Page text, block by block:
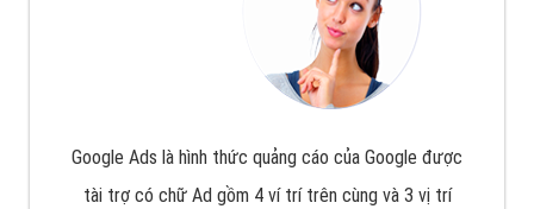
Google Ads là hình thức quảng cáo của Google được
tài trợ có chữ Ad gồm 4 ví trí trên cùng và 3 vị trí